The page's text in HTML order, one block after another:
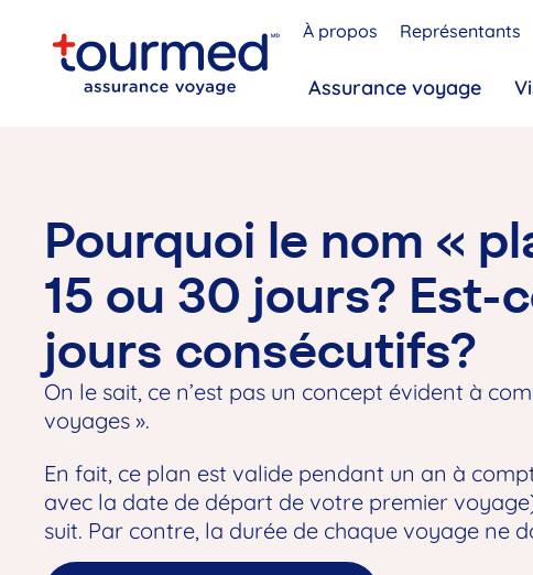
À propos Représentants
Assurance voyage
Pourquoi le nom «
15 ou 30 jours? Est-
jours consécutifs?
On le sait, ce n’est pas un concept évident à
voyages ».
En fait, ce plan est valide pendant un an à
avec la date de départ de votre premier
suit. Par contre, la durée de chaque voyage ne